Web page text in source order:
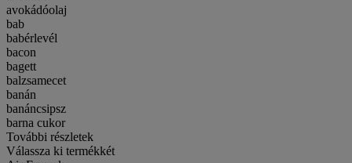
avokádóolaj
bab
babérlevél
bacon
bagett
balzsamecet
banán
banáncsipsz
barna cukor
További részletek
Válassza ki termékkét